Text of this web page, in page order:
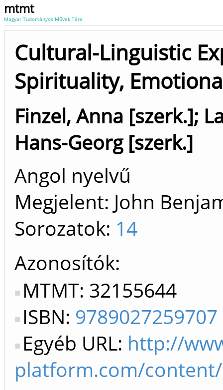
mtmt
Magyar Tudományos Művek Tára
Cultural-Linguistic
Spirituality,
Finzel, Anna [szerk.];
Hans-Georg [szerk.]
Angol nyelvű
Megjelent: John
Sorozatok: 14
Azonosítók
MTMT: 32155644
ISBN: 9789027259707
Egyéb URL: http://
platform.com/